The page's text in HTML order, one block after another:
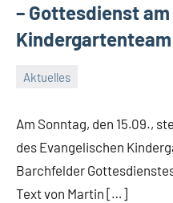
– Gottesdienst
Kindergartenteam
Aktuelles
2024
Am Sonntag, den 15.09.,
des Evangelischen
Barchfelder
Text von Martin […]